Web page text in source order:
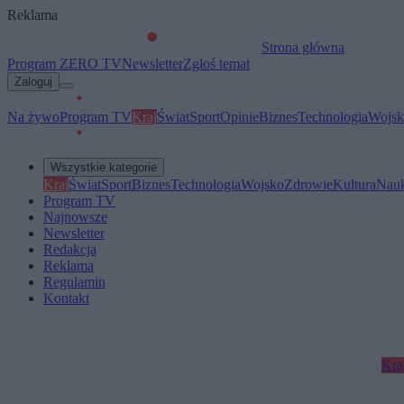
Reklama
Strona główna
Program ZERO TVNewsletterZgłoś temat
Zaloguj
Na żywoProgram TVKrajŚwiatSportOpinieBiznesTechnologia
Wszystkie kategorie
KrajŚwiatSportBiznesTechnologiaWojskoZdrowieKultura
Program TV
Najnowsze
Newsletter
Redakcja
Reklama
Regulamin
Kontakt